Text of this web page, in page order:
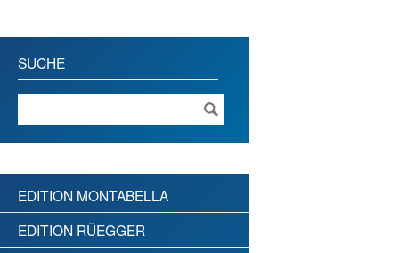
SUCHE
EDITION MONTABELLA
EDITION RÜEGGER